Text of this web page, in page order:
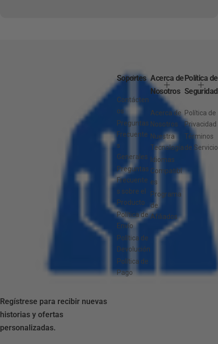
Regístrese para recibir nuevas
historias y ofertas
personalizadas.
Soportes
Contácten
os
Preguntas
Frecuente
s
Generales
Preguntas
Frecuente
s sobre el
Producto
Política de
Envío
Política de
Devolución
Política de
Pago
Acerca de
Nosotros
Acerca de
Nosotros
Nuestra
Tecnología
Idiomas
Compatibl
es
Programa
de
Afiliados
Política de
Seguridad
Política de
Privacidad
Términos
de Servicio